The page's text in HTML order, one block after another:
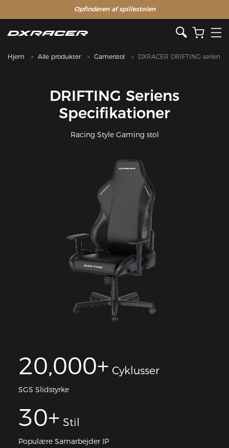
Opfinderen af ​​spillestolen
Hjem Alle produkter Gamerstol DXRACER DRIFTING serien
DRIFTING Seriens
Specifikationer
Racing Style Gaming stol
20,000+ Cyklusser
SGS Slidstyrke
30+ Stil
Populære Samarbejder IP